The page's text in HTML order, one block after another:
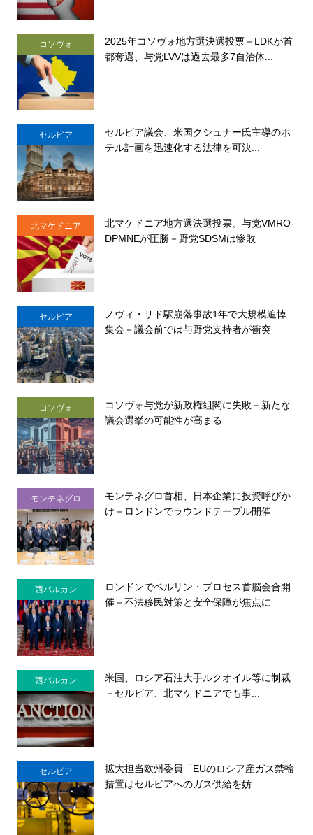
コソヴォ
2025年コソヴォ地方選決選投票－LDKが首
都奪還、与党LVVは過去最多7自治体...
セルビア
セルビア議会、米国クシュナー氏主導のホ
テル計画を迅速化する法律を可決...
北マケドニア
北マケドニア地方選決選投票、与党VMRO-
DPMNEが圧勝－野党SDSMは惨敗
セルビア
ノヴィ・サド駅崩落事故1年で大規模追悼
集会－議会前では与野党支持者が衝突
コソヴォ
コソヴォ与党が新政権組閣に失敗－新たな
議会選挙の可能性が高まる
モンテネグロ
モンテネグロ首相、日本企業に投資呼びか
け－ロンドンでラウンドテーブル開催
西バルカン
ロンドンでベルリン・プロセス首脳会合開
催－不法移民対策と安全保障が焦点に
西バルカン
米国、ロシア石油大手ルクオイル等に制裁
－セルビア、北マケドニアでも事...
セルビア
拡大担当欧州委員「EUのロシア産ガス禁輸
措置はセルビアへのガス供給を妨...